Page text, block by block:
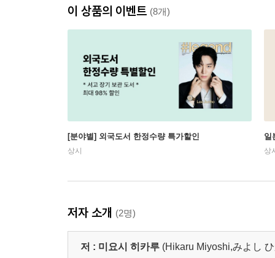
이 상품의 이벤트 (8개)
[분야별] 외국도서 한정수량 특가할인
상시
일
상
저자 소개 (2명)
저 : 미요시 히카루 (Hikaru Miyoshi,みよし